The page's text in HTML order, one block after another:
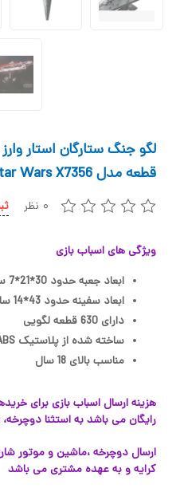
قطعه مدل Star Wars X7356_اسباب بازی لگو
۰ نظر
ویژگی های اسباب بازی
ابعاد جعبه حدود 30*21*7 سانتی متر
ابعاد سفینه حدود 43*14 سانتی متر
دارای 630 قطعه لگویی
ساخته شده از پلاستیک ABS درجه یک
مناسب بالای 18 سال
هزینه ارسال اسباب بازی برای
رایگان می باشد به استثنا
ارسال دوچرخه ،ماشین و موتور
کرایه و به عهده مشتری می باشد